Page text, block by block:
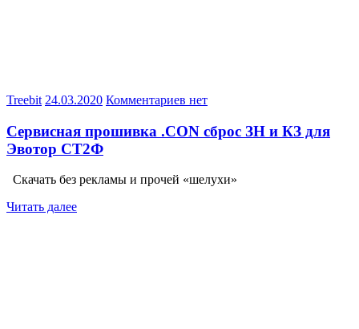
Treebit 24.03.2020 Комментариев нет
Сервисная прошивка .CON сброс ЗН и КЗ для
Эвотор СТ2Ф
Скачать без рекламы и прочей «шелухи»
Читать далее